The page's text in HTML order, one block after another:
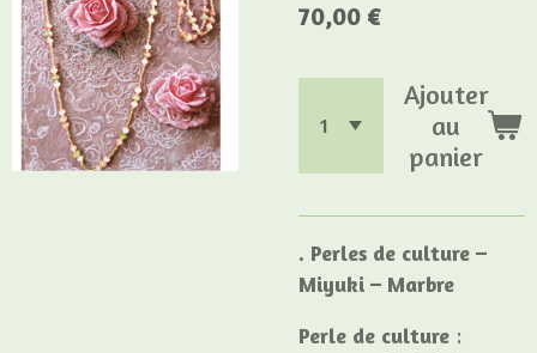
70,00 €
Ajouter
au
panier
. Perles de culture –
Miyuki – Marbre
Perle de culture :